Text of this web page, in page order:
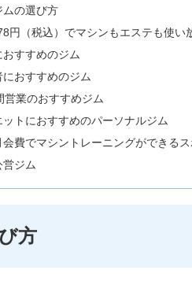
ムの選び方
円（税込）でマシンもエステも使い
すすめのジム
おすすめのジム
営業のおすすめジム
トにおすすめのパーソナルジム
費でマシントレーニングができる
ジム
方